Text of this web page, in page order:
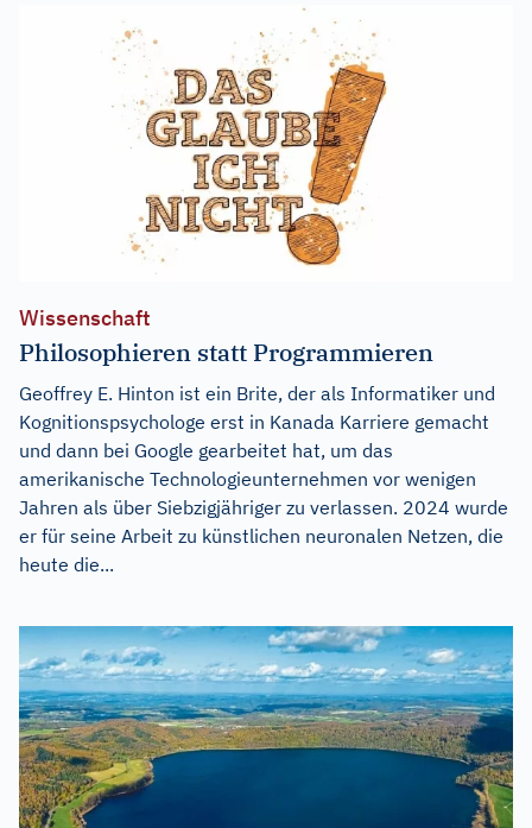
Wissenschaft
Philosophieren statt Programmieren
Geoffrey E. Hinton ist ein Brite, der als Informatiker und
Kognitionspsychologe erst in Kanada Karriere gemacht
und dann bei Google gearbeitet hat, um das
amerikanische Technologieunternehmen vor wenigen
Jahren als über Siebzigjähriger zu verlassen. 2024 wurde
er für seine Arbeit zu künstlichen neuronalen Netzen, die
heute die...